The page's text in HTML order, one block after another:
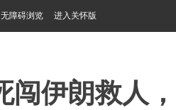
无障碍浏览 进入关怀版
闯伊朗救人